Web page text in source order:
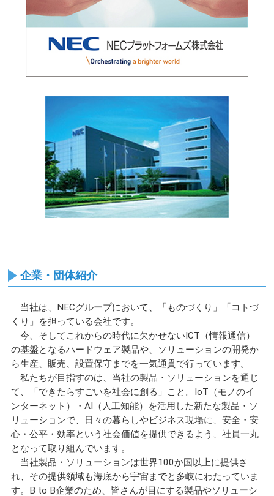
企業・団体紹介
当社は、NECグループにおいて、「ものづくり」「コトづ
くり」を担っている会社です。
今、そしてこれからの時代に欠かせないICT（情報通信）
の基盤となるハードウェア製品や、ソリューションの開発か
ら生産、販売、設置保守までを一気通貫で行っています。
私たちが目指すのは、当社の製品・ソリューションを通じ
て、「できたらすごいを社会に創る」こと。IoT（モノのイ
ンターネット）・AI（人工知能）を活用した新たな製品・ソ
リューションで、日々の暮らしやビジネス現場に、安全・安
心・公平・効率という社会価値を提供できるよう、社員一丸
となって取り組んでいます。
当社製品・ソリューションは世界100か国以上に提供さ
れ、その提供領域も海底から宇宙までと多岐にわたっていま
す。B to B企業のため、皆さんが目にする製品やソリューシ